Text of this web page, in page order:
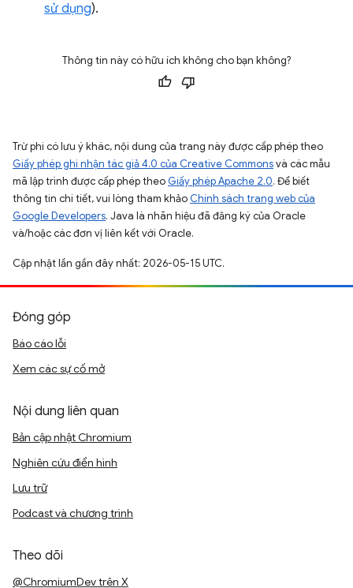
sử dụng).
Thông tin này có hữu ích không cho bạn không?
Trừ phi có lưu ý khác, nội dung của trang này được cấp phép theo
Giấy phép ghi nhận tác giả 4.0 của Creative Commonsvà các mẫu
mã lập trình được cấp phép theo Giấy phép Apache 2.0. Để biết
thông tin chi tiết, vui lòng tham khảo Chính sách trang web của
Google Developers. Java là nhãn hiệu đã đăng ký của Oracle
và/hoặc các đơn vị liên kết với Oracle.
Cập nhật lần gần đây nhất: 2026-05-15 UTC.
Đóng góp
Báo cáo lỗi
Xem các sự cố mở
Nội dung liên quan
Bản cập nhật Chromium
Nghiên cứu điển hình
Lưu trữ
Podcast và chương trình
Theo dõi
@ChromiumDev trên X